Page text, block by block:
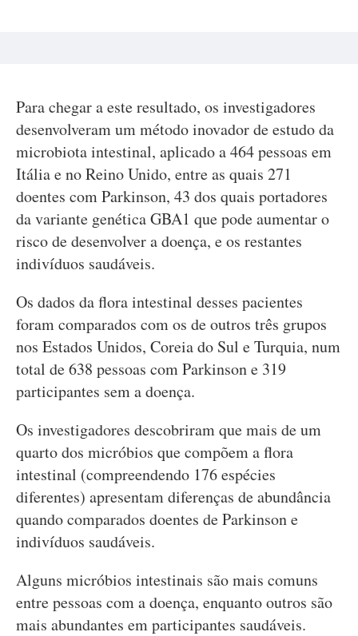
Para chegar a este resultado, os investigadores
desenvolveram um método inovador de estudo da
microbiota intestinal, aplicado a 464 pessoas em
Itália e no Reino Unido, entre as quais 271
doentes com Parkinson, 43 dos quais portadores
da variante genética GBA1 que pode aumentar o
risco de desenvolver a doença, e os restantes
indivíduos saudáveis.
Os dados da flora intestinal desses pacientes
foram comparados com os de outros três grupos
nos Estados Unidos, Coreia do Sul e Turquia, num
total de 638 pessoas com Parkinson e 319
participantes sem a doença.
Os investigadores descobriram que mais de um
quarto dos micróbios que compõem a flora
intestinal (compreendendo 176 espécies
diferentes) apresentam diferenças de abundância
quando comparados doentes de Parkinson e
indivíduos saudáveis.
Alguns micróbios intestinais são mais comuns
entre pessoas com a doença, enquanto outros são
mais abundantes em participantes saudáveis.